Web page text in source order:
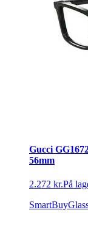
Gucci
56mm
2.272 kr.På